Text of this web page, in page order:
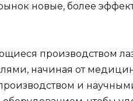
новые, более
производством
начиная от
и